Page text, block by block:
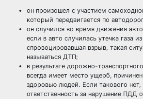
он произошел с участием
который передвигается по
он случился во время движения
если в авто случилась утечка газа
спровоцировавшая взрыв, такая
называться ДТП;
в результате дорожно-
всегда имеет место ущерб,
здоровью людей. Если такового нет,
ответственность за нарушение ПДД